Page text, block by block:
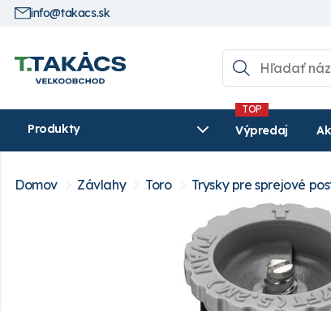
info@takacs.sk
Produkty Výpredaj
Domov Závlahy Toro Trysky pre sprejové